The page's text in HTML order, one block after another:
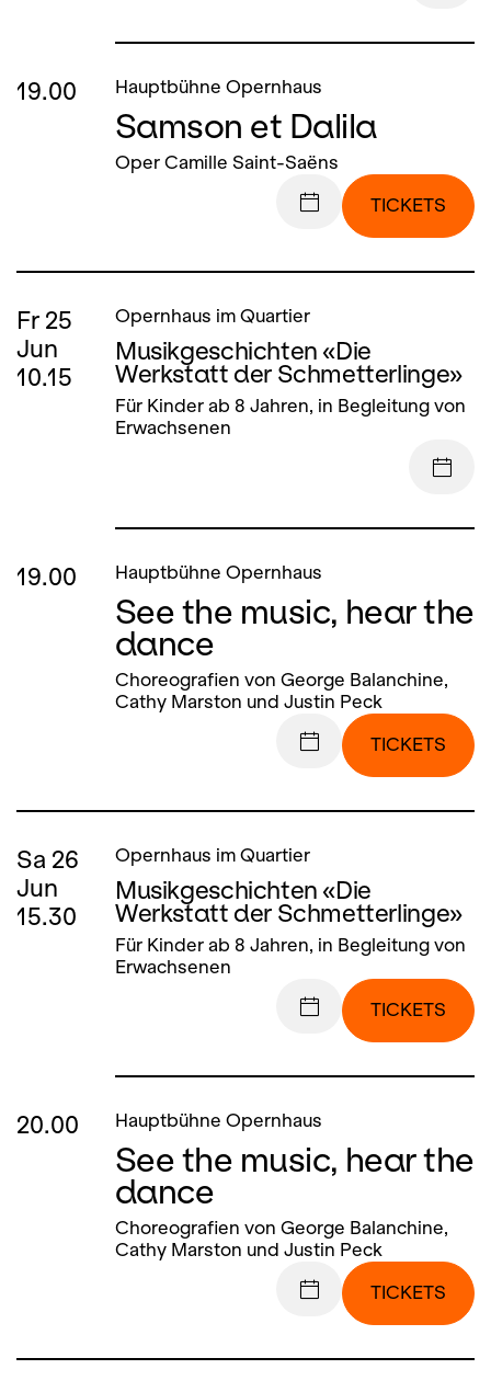
19.00 Hauptbühne Opernhaus
Samson et Dalila
Oper Camille Saint-Saëns
TICKETS
Fr 25
Jun
10.15
Opernhaus im Quartier
Musikgeschichten «Die
Werkstatt der Schmetterlinge»
Für Kinder ab 8 Jahren, in Begleitung von
Erwachsenen
19.00 Hauptbühne Opernhaus
See the music, hear the
dance
Choreografien von George Balanchine,
Cathy Marston und Justin Peck
TICKETS
Sa 26
Jun
15.30
Opernhaus im Quartier
Musikgeschichten «Die
Werkstatt der Schmetterlinge»
Für Kinder ab 8 Jahren, in Begleitung von
Erwachsenen
TICKETS
20.00 Hauptbühne Opernhaus
See the music, hear the
dance
Choreografien von George Balanchine,
Cathy Marston und Justin Peck
TICKETS